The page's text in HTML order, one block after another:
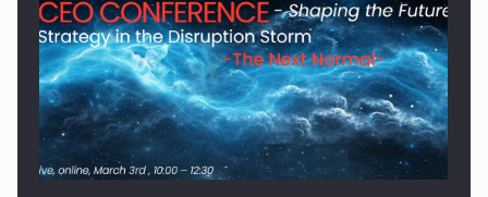
Hard Enduro Piatra Craiului 2026, fueled by benzinariile RO…